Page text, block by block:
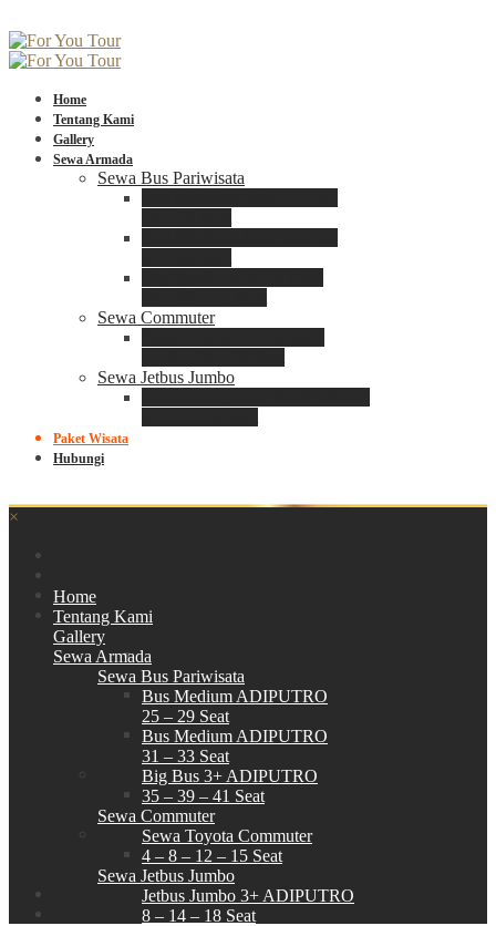
Home
Tentang Kami
Gallery
Sewa Armada
Sewa Bus Pariwisata
Sewa Commuter
Sewa Jetbus Jumbo
Paket Wisata
Hubungi
×
Home
Tentang Kami
Gallery
Sewa Armada
Sewa Bus Pariwisata
Bus Medium ADIPUTRO
25 – 29 Seat
Bus Medium ADIPUTRO
31 – 33 Seat
Big Bus 3+ ADIPUTRO
35 – 39 – 41 Seat
Sewa Commuter
Sewa Toyota Commuter
4 – 8 – 12 – 15 Seat
Sewa Jetbus Jumbo
Jetbus Jumbo 3+ ADIPUTRO
8 – 14 – 18 Seat